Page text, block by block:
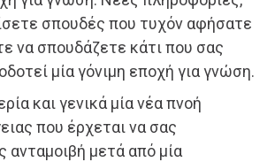
σπουδές που τυχόν αφήσατε
να σπουδάζετε κάτι που σας
μία γόνιμη εποχή για γνώση.
και γενικά μία νέα πνοή
που έρχεται να σας
ανταμοιβή μετά από μία